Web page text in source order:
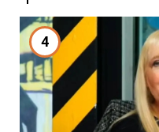
4